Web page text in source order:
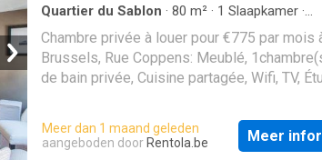
Sablon, une grande salle de bain (avec bain,
wc, double évier) une grande chambre
dressing avec vue sur jardin, une buanderie.
blindée, Vidéophone, Double Vitrage.
parking en l'immeuble. Possibilité studio pour
+.55
Quartier du Sablon · 80 m² · 1 Slaapkamer ·
Chambre privée à louer pour €775 par mois
Brussels, Rue Coppens: Meublé,
de bain privée, Cuisine partagée, Wifi, TV,
Meer dan 1 maand geleden
aangeboden door Rentola.be Meer